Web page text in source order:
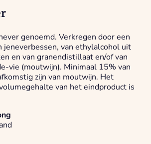
genoemd. Verkregen door een
jeneverbessen, van ethylalcohol uit
en van granendistillaat en/of van
vie (moutwijn). Minimaal 15% van
zijn van moutwijn. Het
van het eindproduct is